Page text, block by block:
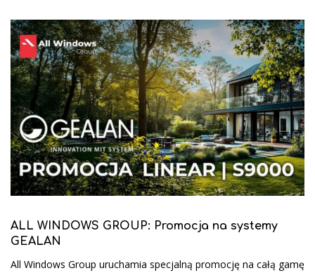
ALL WINDOWS GROUP: Promocja na systemy
GEALAN
All Windows Group uruchamia specjalną promocję na całą gamę